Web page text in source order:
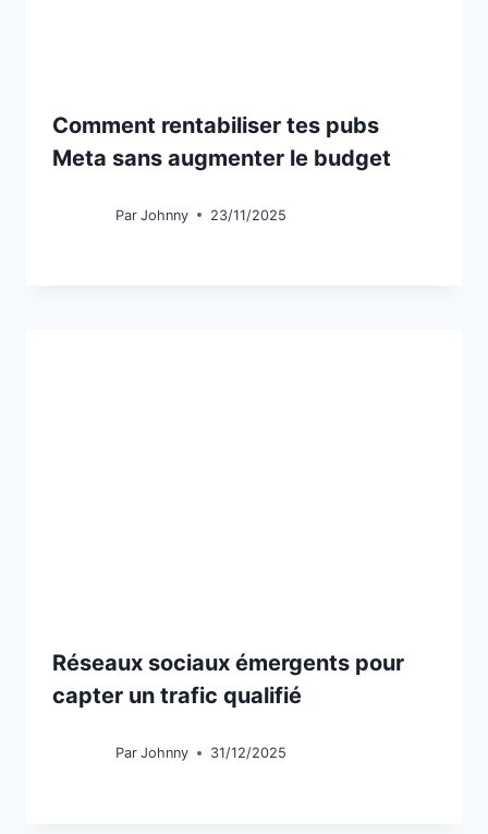
Comment rentabiliser tes pubs
Meta sans augmenter le budget
Par Johnny 23/11/2025
Réseaux sociaux émergents pour
capter un trafic qualifié
Par Johnny 31/12/2025